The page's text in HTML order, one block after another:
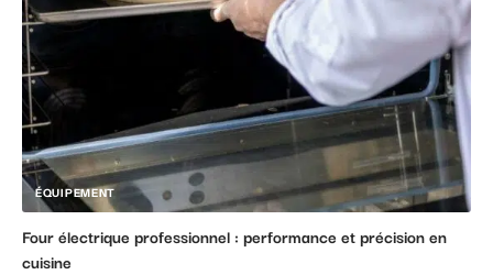
ÉQUIPEMENT
Four électrique professionnel : performance et précision en
cuisine